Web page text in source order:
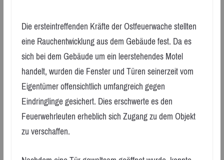
Die ersteintreffenden Kräfte der Ostfeuerwache stellten
eine Rauchentwicklung aus dem Gebäude fest. Da es
sich bei dem Gebäude um ein leerstehendes Motel
handelt, wurden die Fenster und Türen seinerzeit vom
Eigentümer offensichtlich umfangreich gegen
Eindringlinge gesichert. Dies erschwerte es den
Feuerwehrleuten erheblich sich Zugang zu dem Objekt
zu verschaffen.